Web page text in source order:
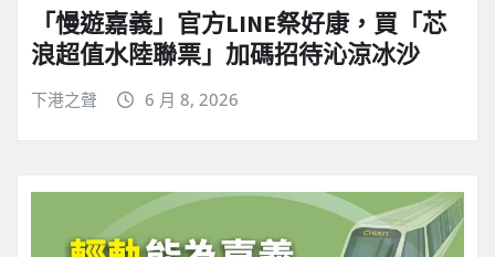
「慢遊嘉義」官方LINE祭好康，買「芯
浪超值水陸聯票」加碼招待沁涼冰沙
下港之聲 6 月 8, 2026